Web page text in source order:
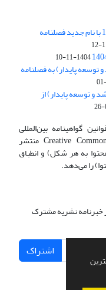
بارگذاری فایل کلی مقالات فصل پاییز سال 1404 با نام جدید فصلنامه
1404-11-10
پایدار) به فصلنامه
و توسعه پایدار) از
گواهینامه بین‌المللی
Creative Commons Attribution 4.0 International License منتشر
به هر شکل) و انطباق
را می‌دهد.
خبرنامه نشریه مشترک
اشتراک